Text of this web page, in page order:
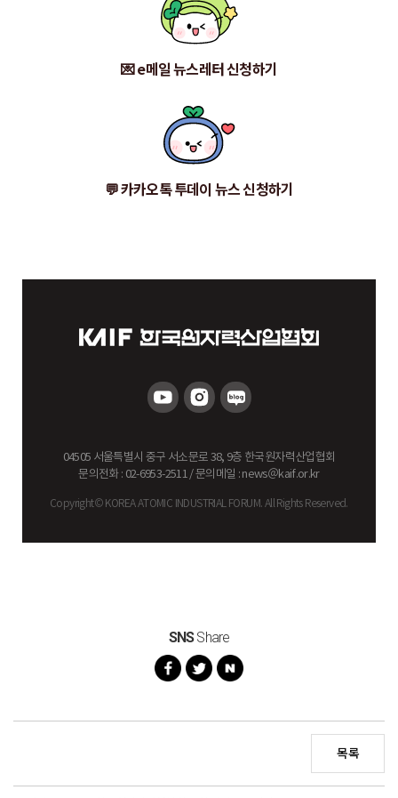
💌 e메일 뉴스레터 신청하기
💬 카카오톡 투데이 뉴스 신청하기
04505 서울특별시 중구 서소문로 38, 9층 한국원자력산업협회
문의전화 : 02-6953-2511 / 문의메일 : news＠kaif.or.kr
Copyright© KOREA ATOMIC INDUSTRIAL FORUM. All Rights Reserved.
SNSShare
목록